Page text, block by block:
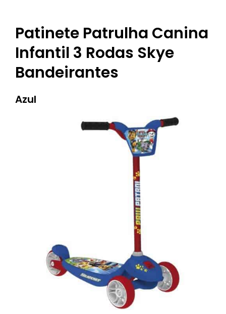
Patinete Patrulha Canina
Infantil 3 Rodas Skye
Bandeirantes
Azul